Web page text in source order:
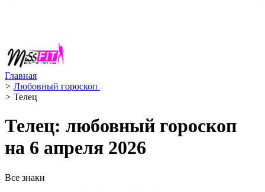
Главная
> Любовный гороскоп ️
> Телец ️
Телец: любовный гороскоп
на 6 апреля 2026
Все знаки